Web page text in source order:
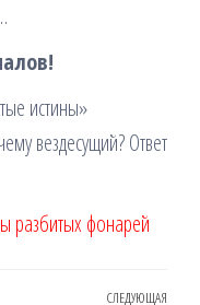
истины»
вездесущий? Ответ
разбитых фонарей
СЛЕДУЮЩАЯ